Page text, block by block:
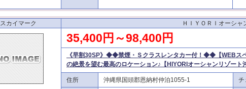
スカイマーク ＨＩＹＯＲＩオーシャ
35,400円～98,400円
《早割30SP》◆◆禁煙・Ｓクラスレンタカー付！◆◆【WEBス
の絶景を望む最高のロケーション♪【HIYORIオーシャンリゾート
住所 沖縄県国頭郡恩納村仲泊1055-1 チ